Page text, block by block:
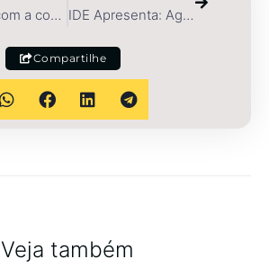
Reunião com a coordenadora do IEL IDE Apresenta: Agenda NOPRAGAS 2020
Compartilhe
Veja também